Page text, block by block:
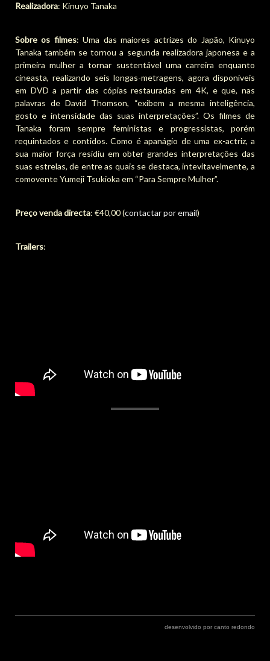
Realizadora: Kinuyo Tanaka
Sobre os filmes: Uma das maiores actrizes do Japão, Kinuyo
Tanaka também se tornou a segunda realizadora japonesa e a
primeira mulher a tornar sustentável uma carreira enquanto
cineasta, realizando seis longas-metragens, agora disponíveis
em DVD a partir das cópias restauradas em 4K, e que, nas
palavras de David Thomson, “exibem a mesma inteligência,
gosto e intensidade das suas interpretações”. Os filmes de
Tanaka foram sempre feministas e progressistas, porém
requintados e contidos. Como é apanágio de uma ex-actriz, a
sua maior força residiu em obter grandes interpretações das
suas estrelas, de entre as quais se destaca, intevitavelmente, a
comovente Yumeji Tsukioka em “Para Sempre Mulher”.
Preço venda directa: €40,00 (contactar por email)
Trailers:
de
desenvolvido por canto redondo